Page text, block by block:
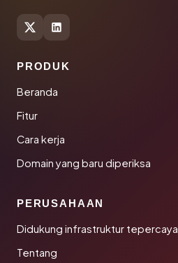
PRODUK
Beranda
Fitur
Cara kerja
Domain yang baru diperiksa
PERUSAHAAN
Didukung infrastruktur tepercaya
Tentang